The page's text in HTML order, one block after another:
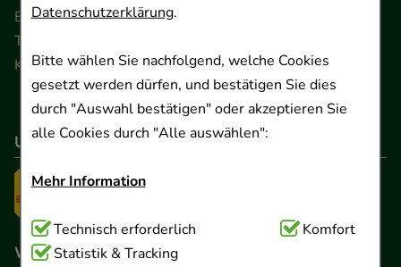
Datenschutzerklärung.
Bitte wählen Sie nachfolgend, welche Cookies
gesetzt werden dürfen, und bestätigen Sie dies
durch "Auswahl bestätigen" oder akzeptieren Sie
alle Cookies durch "Alle auswählen":
Mehr Information
Technisch Notwendig:Hierbei handelt es sich um
Cookies, die für die Grundfunktionen unserer
Technisch erforderlich
Komfort
Statistik & Tracking
Ernst-August-Platz 2 · 30159 Hannover
Telefon 0511 89 71 80 0 · Fax 0511 89 71 80 11
Kontaktformular
Unser Versanddienstleister
Wir sind hier gelistet